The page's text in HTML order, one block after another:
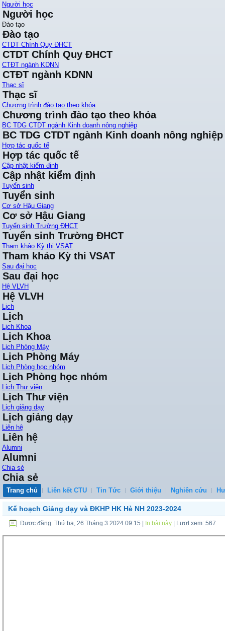
Người học
Người học
Đào tạo
Đào tạo
CTDT Chính Quy ĐHCT
CTDT Chính Quy ĐHCT
CTĐT ngành KDNN
CTĐT ngành KDNN
Thạc sĩ
Thạc sĩ
Chương trình đào tạo theo khóa
Chương trình đào tạo theo khóa
BC TDG CTDT ngành Kinh doanh nông nghiệp
BC TDG CTDT ngành Kinh doanh nông nghiệp
Hợp tác quốc tế
Hợp tác quốc tế
Cập nhật kiểm định
Cập nhật kiểm định
Tuyển sinh
Tuyển sinh
Cơ sở Hậu Giang
Cơ sở Hậu Giang
Tuyển sinh Trường ĐHCT
Tuyển sinh Trường ĐHCT
Tham khảo Kỳ thi VSAT
Tham khảo Kỳ thi VSAT
Sau đại học
Sau đại học
Hệ VLVH
Hệ VLVH
Lịch
Lịch
Lịch Khoa
Lịch Khoa
Lịch Phòng Máy
Lịch Phòng Máy
Lịch Phòng học nhóm
Lịch Phòng học nhóm
Lịch Thư viện
Lịch Thư viện
Lịch giảng dạy
Lịch giảng dạy
Liên hệ
Liên hệ
Alumni
Alumni
Chia sẻ
Chia sẻ
Trang chủ Liên kết CTU Tin Tức Giới thiệu Nghiên cứu
Kế hoạch Giảng dạy và ĐKHP HK Hè NH 2023-2024
Được đăng: Thứ ba, 26 Tháng 3 2024 09:15 In bài này | Lượt xem: 567